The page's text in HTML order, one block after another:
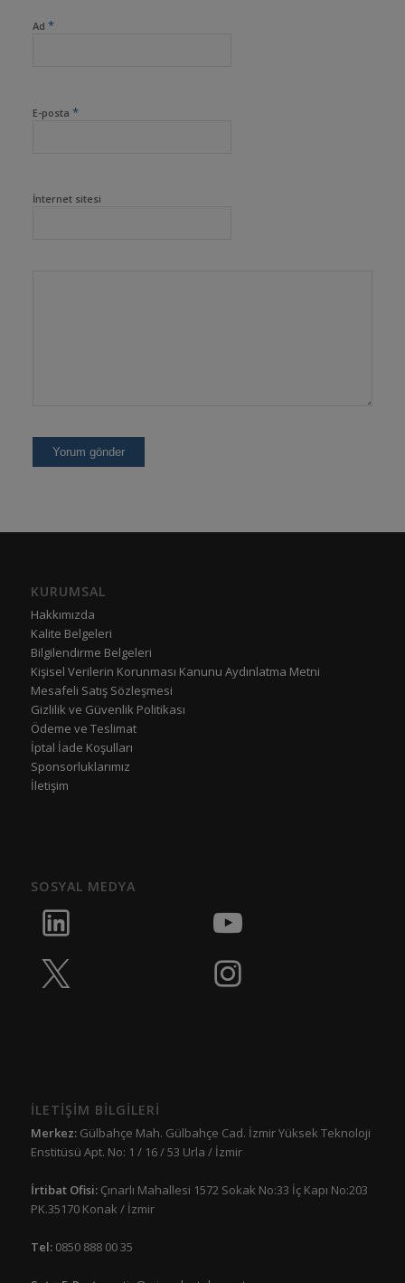
Ad *
E-posta *
İnternet sitesi
KURUMSAL
Hakkımızda
Kalite Belgeleri
Bilgilendirme Belgeleri
Kişisel Verilerin Korunması Kanunu Aydınlatma Metni
Mesafeli Satış Sözleşmesi
Gizlilik ve Güvenlik Politikası
Ödeme ve Teslimat
İptal İade Koşulları
Sponsorluklarımız
İletişim
SOSYAL MEDYA
İLETİŞİM BİLGİLERİ
Merkez:Gülbahçe Mah. Gülbahçe Cad. İzmir Yüksek Teknoloji
Enstitüsü Apt. No: 1 / 16 / 53 Urla / İzmir
İrtibat Ofisi: Çınarlı Mahallesi 1572 Sokak No:33 İç Kapı No:203
PK.35170 Konak / İzmir
Tel:0850 888 00 35